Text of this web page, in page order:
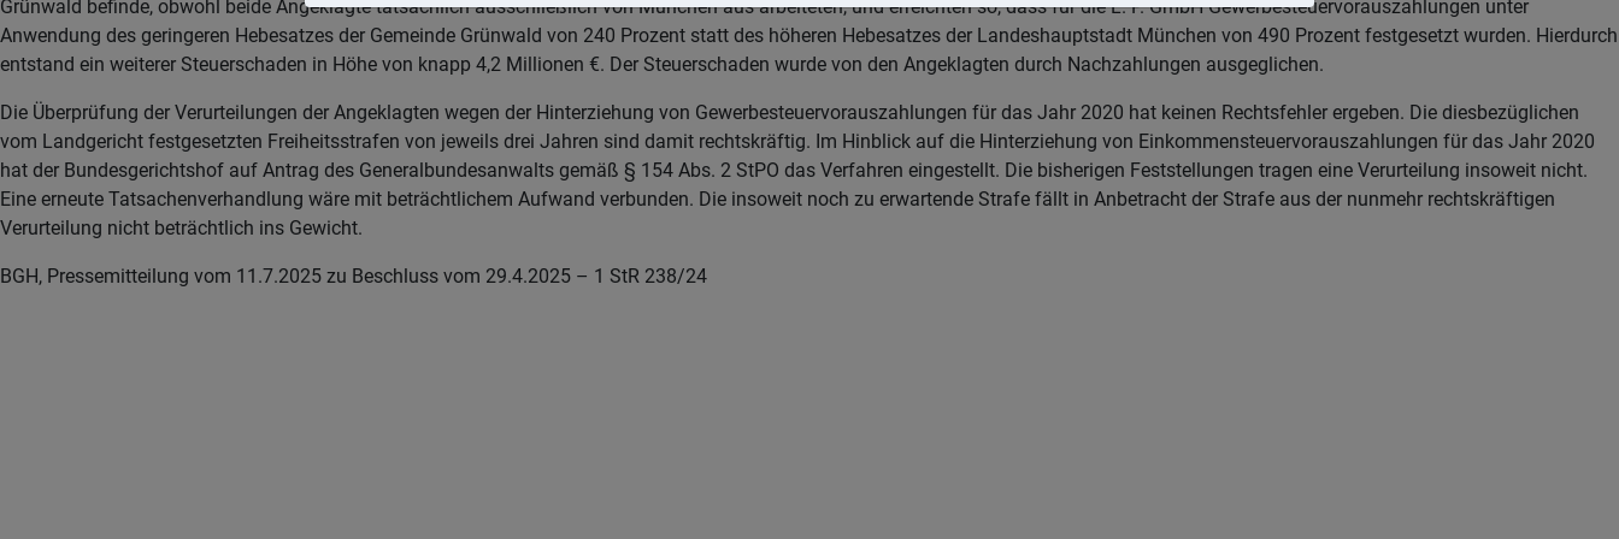
Grünwald befinde, obwohl beide Angeklagte tatsächlich ausschließlich von München aus arbeiteten, und erreichten so, dass für die L. P. GmbH Gewerbesteuervorauszahlungen unter
Anwendung des geringeren Hebesatzes der Gemeinde Grünwald von 240 Prozent statt des höheren Hebesatzes der Landeshauptstadt München von 490 Prozent festgesetzt wurden. Hierdurch
entstand ein weiterer Steuerschaden in Höhe von knapp 4,2 Millionen €. Der Steuerschaden wurde von den Angeklagten durch Nachzahlungen ausgeglichen.
Die Überprüfung der Verurteilungen der Angeklagten wegen der Hinterziehung von Gewerbesteuervorauszahlungen für das Jahr 2020 hat keinen Rechtsfehler ergeben. Die diesbezüglichen
vom Landgericht festgesetzten Freiheitsstrafen von jeweils drei Jahren sind damit rechtskräftig. Im Hinblick auf die Hinterziehung von Einkommensteuervorauszahlungen für das Jahr 2020
hat der Bundesgerichtshof auf Antrag des Generalbundesanwalts gemäß § 154 Abs. 2 StPO das Verfahren eingestellt. Die bisherigen Feststellungen tragen eine Verurteilung insoweit nicht.
Eine erneute Tatsachenverhandlung wäre mit beträchtlichem Aufwand verbunden. Die insoweit noch zu erwartende Strafe fällt in Anbetracht der Strafe aus der nunmehr rechtskräftigen
Verurteilung nicht beträchtlich ins Gewicht.
BGH, Pressemitteilung vom 11.7.2025 zu Beschluss vom 29.4.2025 – 1 StR 238/24